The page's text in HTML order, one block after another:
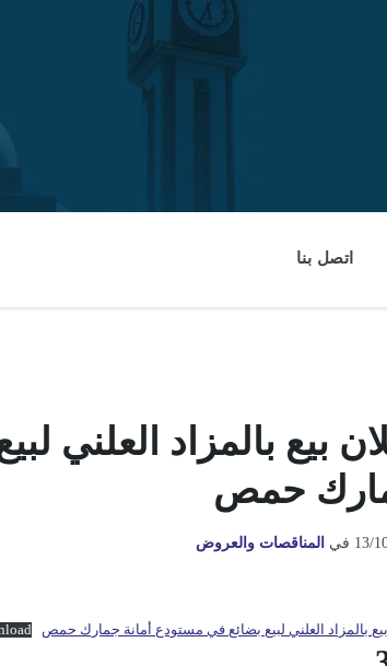
اتصل بنا
بيع بالمزاد العلني
حمص
13/ في المناقصات والعروض
بيع بالمزاد العلني لبيع بضائع في مستودع أمانة جمارك حمص